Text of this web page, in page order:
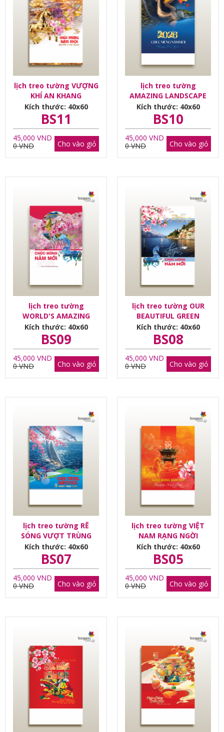
lịch treo tường VƯỢNG
KHÍ AN KHANG
Kích thước: 40x60
BS11
45,000 VND
0 VND
Cho vào giỏ
lịch treo tường
AMAZING LANDSCAPE
Kích thước: 40x60
BS10
45,000 VND
0 VND
Cho vào giỏ
lịch treo tường
WORLD'S AMAZING
LANDSCAPES
Kích thước: 40x60
BS09
45,000 VND
0 VND
Cho vào giỏ
lịch treo tường OUR
BEAUTIFUL GREEN
PLANET
Kích thước: 40x60
BS08
45,000 VND
0 VND
Cho vào giỏ
lịch treo tường RẼ
SÓNG VƯỢT TRÙNG
DƯƠNG
Kích thước: 40x60
BS07
45,000 VND
0 VND
Cho vào giỏ
lịch treo tường VIỆT
NAM RẠNG NGỜI
Kích thước: 40x60
BS05
45,000 VND
0 VND
Cho vào giỏ